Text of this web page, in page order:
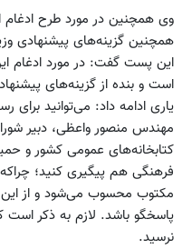
وی همچنین در مورد طرح ادغام
همچنین گزینه‌های پیشنهادی
این پست گفت: در مورد ادغام
است و بنده از گزینه‌های
یاری ادامه داد: می‌توانید
مهندس منصور واعظی، دبیر
کتابخانه‌های عمومی کشور و
فرهنگی هم پیگیری کنید؛
مکتوب محسوب می‌شود و از این
پاسخگو باشد. لازم به ذکر
نرسید.